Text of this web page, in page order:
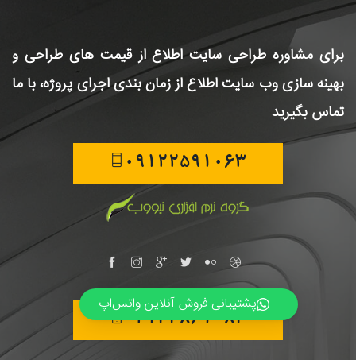
برای مشاوره طراحی سایتاطلاع از قیمت های طراحی و
بهینه سازی وب سایتاطلاع از زمان بندی اجرای پروژه، با ما
تماس بگیرید
09122591063
02144861084
پشتیبانی فروش آنلاین واتس‌اپ